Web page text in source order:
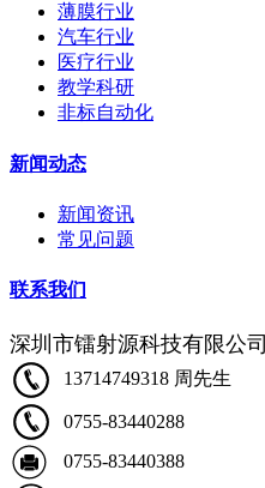
薄膜行业
汽车行业
医疗行业
教学科研
非标自动化
新闻动态
新闻资讯
常见问题
联系我们
深圳市镭射源科技有限公司
13714749318 周先生
0755-83440288
0755-83440388